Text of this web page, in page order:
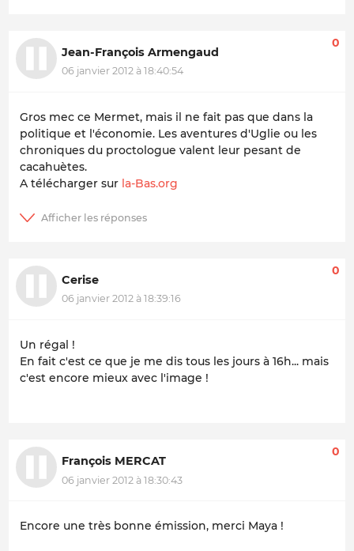
Jean-François Armengaud
06 janvier 2012 à 18:40:54
0
Gros mec ce Mermet, mais il ne fait pas que dans la
politique et l'économie. Les aventures d'Uglie ou les
chroniques du proctologue valent leur pesant de
cacahuètes.
A télécharger sur la-Bas.org
Cerise
06 janvier 2012 à 18:39:16
0
Un régal !
En fait c'est ce que je me dis tous les jours à 16h... mais
c'est encore mieux avec l'image !
François MERCAT
06 janvier 2012 à 18:30:43
0
Encore une très bonne émission, merci Maya !